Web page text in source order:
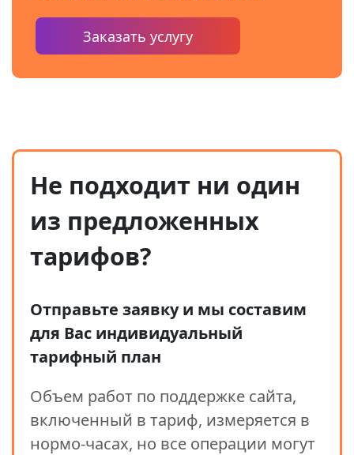
Заказать услугу
Не подходит ни один
из предложенных
тарифов?
Отправьте заявку и мы составим
для Вас индивидуальный
тарифный план
Объем работ по поддержке сайта,
включенный в тариф, измеряется в
нормо-часах, но все операции могут